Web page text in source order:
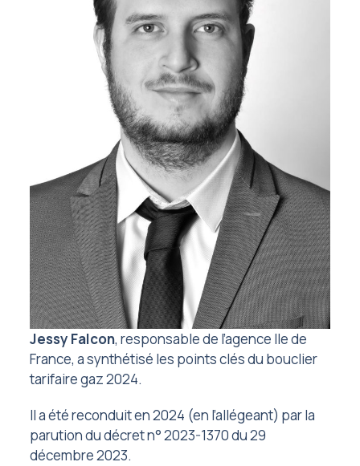
Jessy Falcon, responsable de l’agence Ile de
France, a synthétisé les points clés du bouclier
tarifaire gaz 2024.
Il a été reconduit en 2024 (en l’allégeant) par la
parution du décret n° 2023-1370 du 29
décembre 2023.